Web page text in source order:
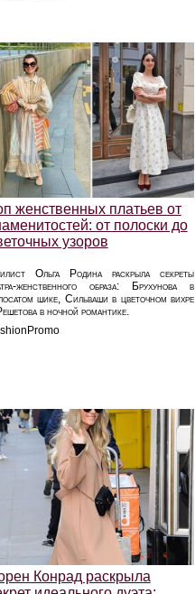
женственных платьев от
от полоски до
узоров
Ольга Родина раскрыла секреты
образа: Брухунова в
шике, Сильваши в цветочном вихре
в ночной романтике.
Конрад раскрыла